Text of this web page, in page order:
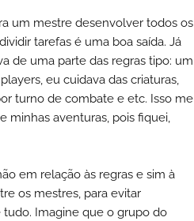
um mestre desenvolver todos os
tarefas é uma boa saída. Já
de uma parte das regras tipo: um
eu cuidava das criaturas,
turno de combate e etc. Isso me
minhas aventuras, pois fiquei,
em relação às regras e sim à
os mestres, para evitar
Imagine que o grupo do